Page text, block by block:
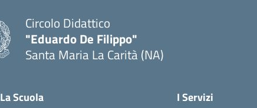
Circolo Didattico
"Eduardo De Filippo"
Santa Maria La Carità (NA)
La Scuola I Servizi